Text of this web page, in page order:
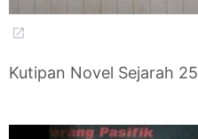
Kutipan Novel Sejarah 25